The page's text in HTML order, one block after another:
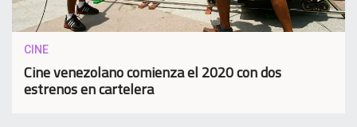
CINE
Cine venezolano comienza el 2020 con dos
estrenos en cartelera